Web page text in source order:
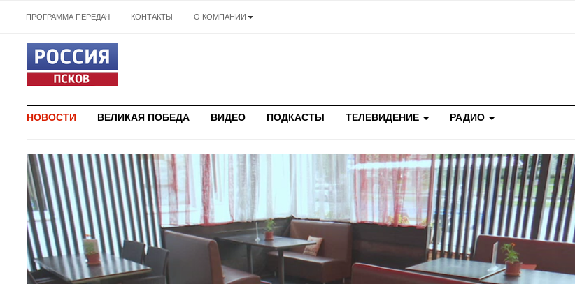
ПРОГРАММА ПЕРЕДАЧ КОНТАКТЫ О КОМПАНИИ
НОВОСТИ ВЕЛИКАЯ ПОБЕДА ВИДЕО ПОДКАСТЫ ТЕЛЕВИДЕНИЕ РАДИО